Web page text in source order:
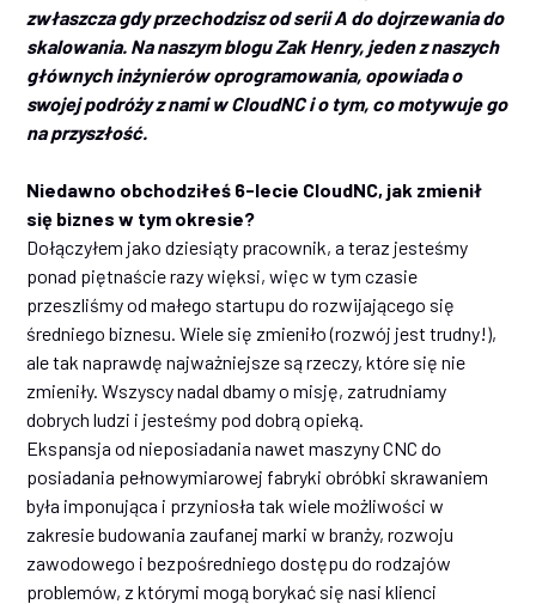
zwłaszcza gdy przechodzisz od serii A do dojrzewania do
skalowania. Na naszym blogu Zak Henry, jeden z naszych
głównych inżynierów oprogramowania, opowiada o
swojej podróży z nami w CloudNC i o tym, co motywuje go
na przyszłość.
Niedawno obchodziłeś 6-lecie CloudNC, jak zmienił
się biznes w tym okresie?
Dołączyłem jako dziesiąty pracownik, a teraz jesteśmy
ponad piętnaście razy więksi, więc w tym czasie
przeszliśmy od małego startupu do rozwijającego się
średniego biznesu. Wiele się zmieniło (rozwój jest trudny!),
ale tak naprawdę najważniejsze są rzeczy, które się nie
zmieniły. Wszyscy nadal dbamy o misję, zatrudniamy
dobrych ludzi i jesteśmy pod dobrą opieką.
Ekspansja od nieposiadania nawet maszyny CNC do
posiadania pełnowymiarowej fabryki obróbki skrawaniem
była imponująca i przyniosła tak wiele możliwości w
zakresie budowania zaufanej marki w branży, rozwoju
zawodowego i bezpośredniego dostępu do rodzajów
problemów, z którymi mogą borykać się nasi klienci